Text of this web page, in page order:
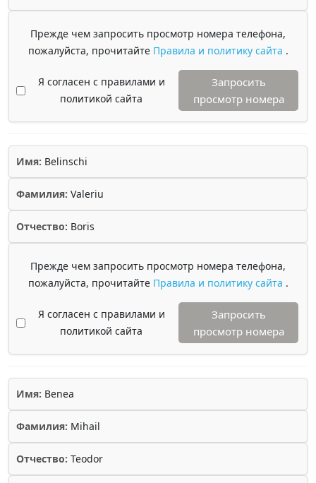
Прежде чем запросить просмотр номера телефона,
пожалуйста, прочитайте Правила и политику сайта .
Я согласен с правилами и
политикой сайта
Запросить
просмотр номера
Имя: Belinschi
Фамилия: Valeriu
Отчество: Boris
Прежде чем запросить просмотр номера телефона,
пожалуйста, прочитайте Правила и политику сайта .
Я согласен с правилами и
политикой сайта
Запросить
просмотр номера
Имя: Benea
Фамилия: Mihail
Отчество: Teodor